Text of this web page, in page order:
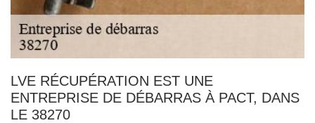
LVE RÉCUPÉRATION EST UNE
ENTREPRISE DE DÉBARRAS À PACT, DANS
LE 38270